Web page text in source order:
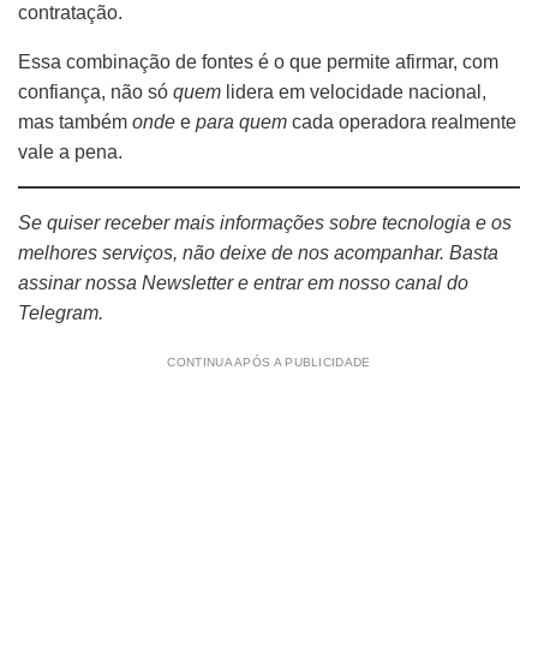
contratação.
Essa combinação de fontes é o que permite afirmar, com
confiança, não só quem lidera em velocidade nacional,
mas também onde e para quem cada operadora realmente
vale a pena.
Se quiser receber mais informações sobre tecnologia e os
melhores serviços, não deixe de nos acompanhar. Basta
assinar nossa Newsletter e entrar em nosso canal do
Telegram.
CONTINUA APÓS A PUBLICIDADE